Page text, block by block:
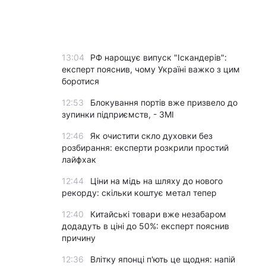
13:04
РФ нарощує випуск "Іскандерів":
експерт пояснив, чому Україні важко з цим
боротися
12:53
Блокування портів вже призвело до
зупинки підприємств, - ЗМІ
12:46
Як очистити скло духовки без
розбирання: експерти розкрили простий
лайфхак
12:44
Ціни на мідь на шляху до нового
рекорду: скільки коштує метал тепер
12:40
Китайські товари вже незабаром
додадуть в ціні до 50%: експерт пояснив
причину
12:36 Влітку японці п'ють це щодня: напій